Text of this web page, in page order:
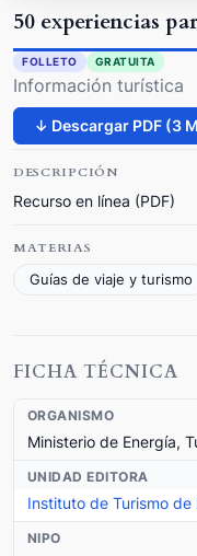
50 experiencias
FOLLETO GRATUITA
Información turística
↓ Descargar PDF (3
DESCRIPCIÓN
Recurso en línea (PDF)
MATERIAS
Guías de viaje y turismo
FICHA TÉCNICA
ORGANISMO
Ministerio de Energía,
UNIDAD EDITORA
Instituto de Turismo de
NIPO